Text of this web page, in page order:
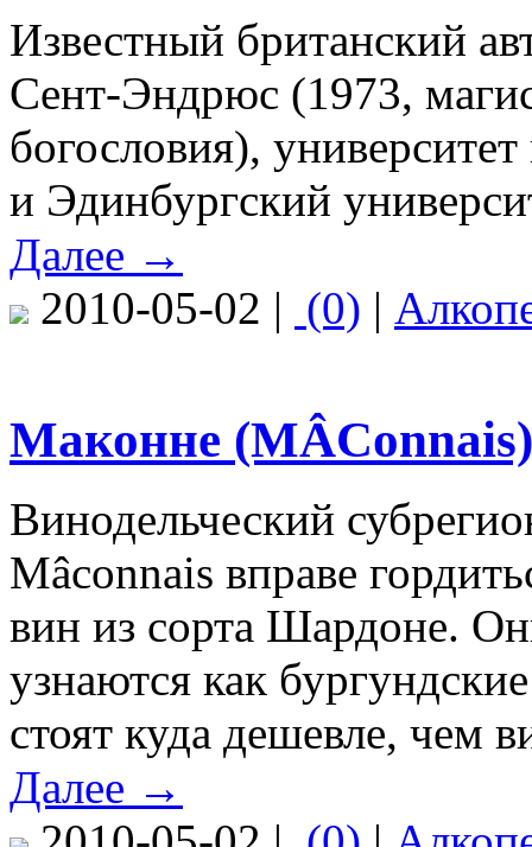
Известный британский
Сент-Эндрюс (1973,
богословия),
и Эдинбургский
Далее →
2010-05-02 | (0) |
Маконне (MÂConnais)
Винодельческий
Mâconnais вправе
вин из сорта Шардоне.
узнаются как
стоят куда дешевле, чем
Далее →